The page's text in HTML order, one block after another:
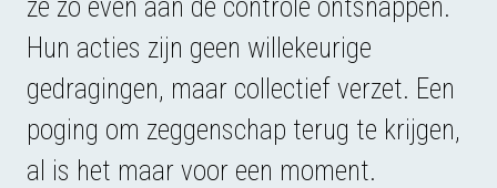
ze zo even aan de controle ontsnappen.
Hun acties zijn geen willekeurige
gedragingen, maar collectief verzet. Een
poging om zeggenschap terug te krijgen,
al is het maar voor een moment.